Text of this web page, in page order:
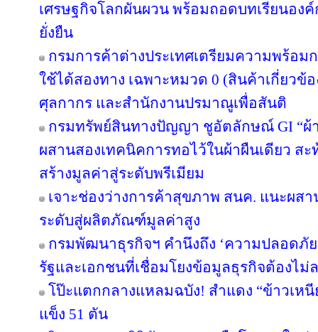
เศรษฐกิจโลกผันผวน พร้อมถอดบทเรียนอง
ยั่งยืน
กรมการค้าต่างประเทศเตรียมความพร้อ
ใช้ได้สองทาง เฉพาะหมวด 0 (สินค้าเกี่ยวข้
ศุลกากร และสำนักงานปรมาณูเพื่อสันติ
กรมทรัพย์สินทางปัญญา ชูอัตลักษณ์ GI “ผ้
ผสานสองเทคนิคการทอไว้ในผ้าผืนเดียว
สร้างมูลค่าสู่ระดับพรีเมียม
เจาะช่องว่างการค้าสุขภาพ สนค. แนะผส
ระดับสู่ผลิตภัณฑ์มูลค่าสูง
กรมพัฒนาธุรกิจฯ คำนึงถึง ‘ความปลอดภั
รัฐและเอกชนที่เชื่อมโยงข้อมูลธุรกิจต้องไ
โป๊ะแตกกลางแหลมฉบัง! สำแดง “ข้าวเห
แข็ง 51 ตัน